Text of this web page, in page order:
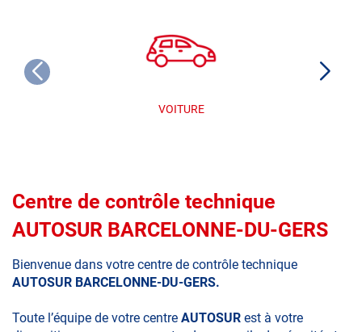
VOITURE
Centre de contrôle technique
AUTOSUR BARCELONNE-DU-GERS
Bienvenue dans votre centre de contrôle technique
AUTOSUR BARCELONNE-DU-GERS.
Toute l’équipe de votre centre AUTOSUR est à votre